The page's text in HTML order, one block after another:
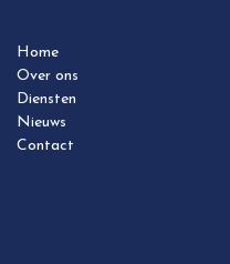
Home
Over ons
Diensten
Nieuws
Contact